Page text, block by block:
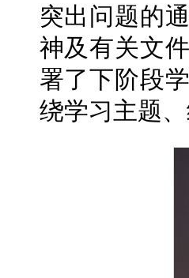
突出问题的
神及有关文
署了下阶段
绕学习主题